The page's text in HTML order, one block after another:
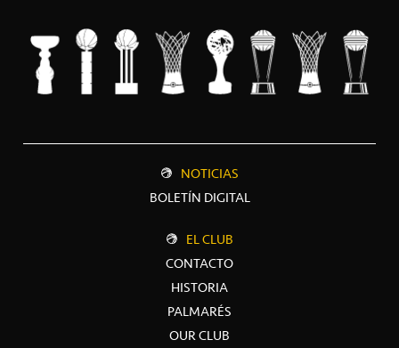
NOTICIAS
BOLETÍN DIGITAL
EL CLUB
CONTACTO
HISTORIA
PALMARÉS
OUR CLUB